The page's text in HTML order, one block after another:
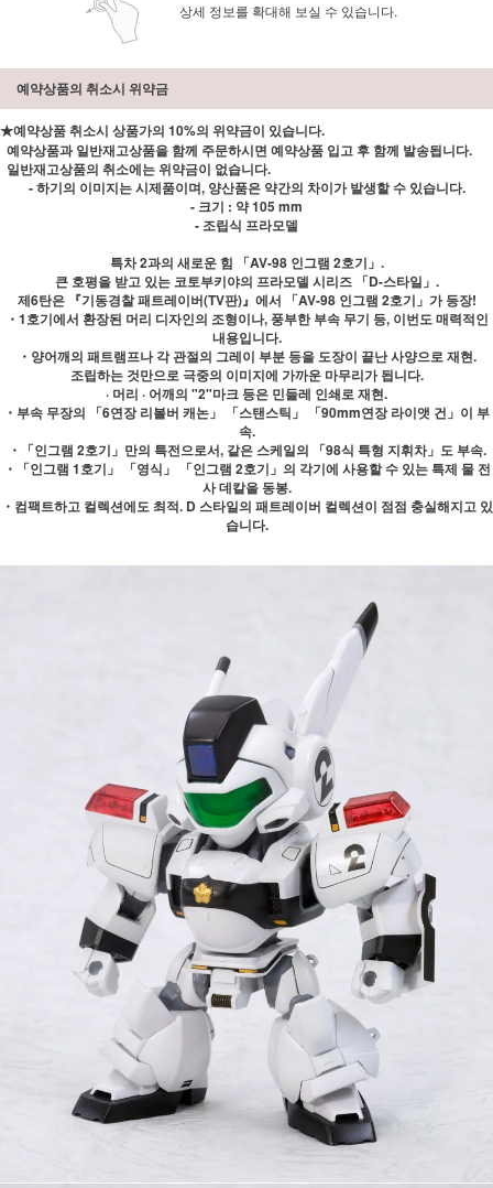
상세 정보를 확대해 보실 수 있습니다.
예약상품의 취소시 위약금
★예약상품 취소시 상품가의 10%의 위약금이 있습니다.
예약상품과 일반재고상품을 함께 주문하시면 예약상품 입고 후 함께 발송됩니다.
일반재고상품의 취소에는 위약금이 없습니다.
- 하기의 이미지는 시제품이며, 양산품은 약간의 차이가 발생할 수 있습니다.
- 크기 : 약 105 mm
- 조립식 프라모델
특차 2과의 새로운 힘 「AV-98 인그램 2호기」.
큰 호평을 받고 있는 코토부키야의 프라모델 시리즈 「D-스타일」.
제6탄은 『기동경찰 패트레이버(TV판)』에서 「AV-98 인그램 2호기」가 등장!
・1호기에서 환장된 머리 디자인의 조형이나, 풍부한 부속 무기 등, 이번도 매력적인
내용입니다.
・양어깨의 패트램프나 각 관절의 그레이 부분 등을 도장이 끝난 사양으로 재현.
조립하는 것만으로 극중의 이미지에 가까운 마무리가 됩니다.
· 머리 · 어깨의 "2"마크 등은 민들레 인쇄로 재현.
・부속 무장의 「6연장 리볼버 캐논」 「스탠스틱」 「90mm연장 라이앳 건」이 부
속.
・「인그램 2호기」만의 특전으로서, 같은 스케일의 「98식 특형 지휘차」도 부속.
・「인그램 1호기」 「영식」 「인그램 2호기」의 각기에 사용할 수 있는 특제 물 전
사 데칼을 동봉.
・컴팩트하고 컬렉션에도 최적. D 스타일의 패트레이버 컬렉션이 점점 충실해지고 있
습니다.